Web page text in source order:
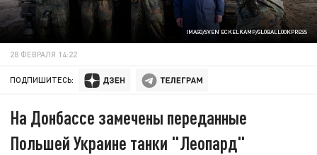
IMAGO/SVEN ECKELKAMP/GLOBALLOOKPRESS
28 ФЕВРАЛЯ 14:22
ПОДПИШИТЕСЬ:
На Донбассе замечены переданные
Польшей Украине танки "Леопард"